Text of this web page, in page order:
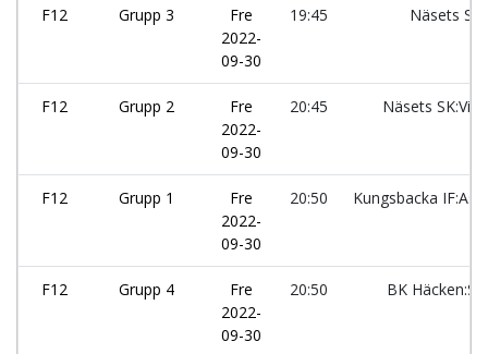
F12 Grupp 3
Fre
2022-
09-30
19:45 Näsets
F12 Grupp 2
Fre
2022-
09-30
20:45 Näsets
F12 Grupp 1
Fre
2022-
09-30
20:50 Kungsbacka
F12 Grupp 4
Fre
2022-
09-30
20:50 BK